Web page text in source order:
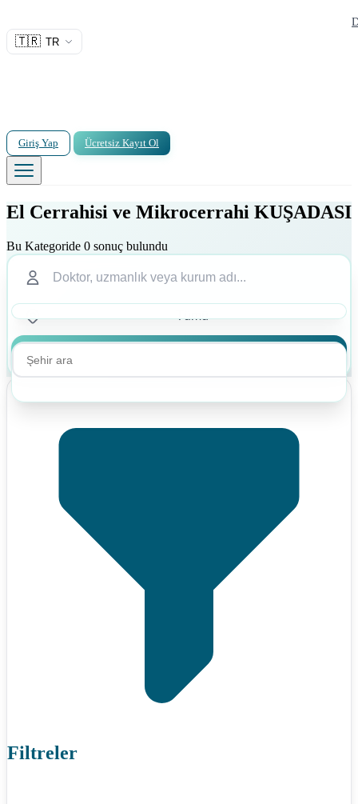
🇹🇷 TR
Giriş Yap Ücretsiz Kayıt Ol
El Cerrahisi ve Mikrocerrahi KUŞADASI
Bu Kategoride 0 sonuç bulundu
Filtreler